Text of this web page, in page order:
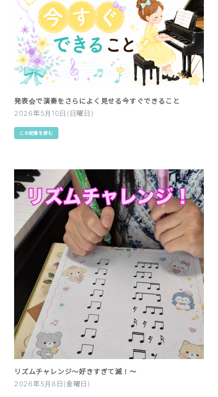
発表会で演奏をさらによく見せる今すぐできること
2026年5月10日(日曜日)
この記事を読む
リズムチャレンジ〜好きすぎて滅！〜
2026年5月8日(金曜日)